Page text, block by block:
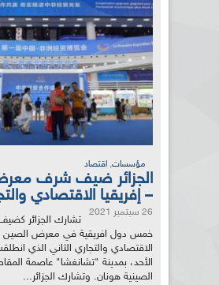
مؤسسات, اقتصاد
الجزائر ضيف شرف
– إفريقيا الاقتصادي
26 سبتمبر 2021
تشارك الجزائر
خمس دول افريقية في معرض الصين –
الاقتصادي والتجاري الثاني الذي
الأحد، بمدينة "تشانغشا" عاصمة
الصينية هونان. وتشارك الجزائر...